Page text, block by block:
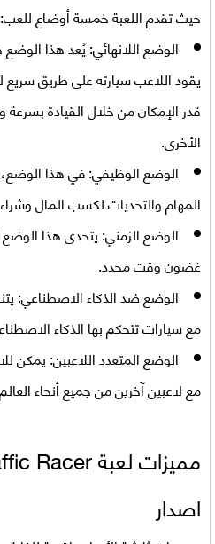
حيث تقدم اللعبة خمسة أوضاع للعب:
الوضع اللانهائي:يُعد هذا
يقود اللاعب سيارته على طريق سريع
قدر الإمكان من خلال القيادة
الأخرى.
الوضع الوظيفي:في هذا
المهام والتحديات لكسب المال
الوضع الزمني:يتحدى هذا
غضون وقت محدد.
الوضع ضد الذكاء الاصطناعي:
مع سيارات تتحكم بها الذكاء
الوضع المتعدد اللاعبين:يمكن
مع لاعبين آخرين من جميع أنحاء
مميزات لعبة
اصدار